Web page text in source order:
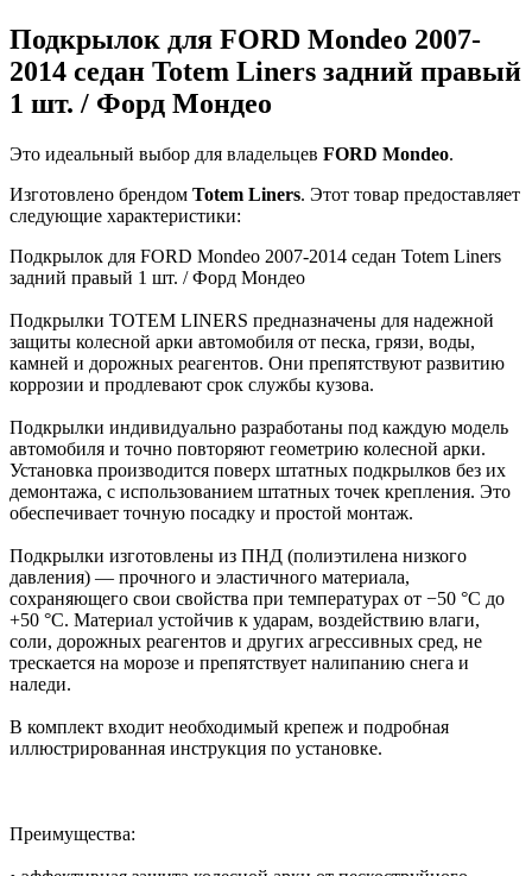
Подкрылок для FORD Mondeo 2007-
2014 седан Totem Liners задний правый
1 шт. / Форд Мондео
Это идеальный выбор для владельцев FORD Mondeo.
Изготовлено брендом Totem Liners. Этот товар предоставляет
следующие характеристики:
Подкрылок для FORD Mondeo 2007-2014 седан Totem Liners
задний правый 1 шт. / Форд Мондео
Подкрылки TOTEM LINERS предназначены для надежной
защиты колесной арки автомобиля от песка, грязи, воды,
камней и дорожных реагентов. Они препятствуют развитию
коррозии и продлевают срок службы кузова.
Подкрылки индивидуально разработаны под каждую модель
автомобиля и точно повторяют геометрию колесной арки.
Установка производится поверх штатных подкрылков без их
демонтажа, с использованием штатных точек крепления. Это
обеспечивает точную посадку и простой монтаж.
Подкрылки изготовлены из ПНД (полиэтилена низкого
давления) — прочного и эластичного материала,
сохраняющего свои свойства при температурах от −50 °C до
+50 °C. Материал устойчив к ударам, воздействию влаги,
соли, дорожных реагентов и других агрессивных сред, не
трескается на морозе и препятствует налипанию снега и
наледи.
В комплект входит необходимый крепеж и подробная
иллюстрированная инструкция по установке.
Преимущества: